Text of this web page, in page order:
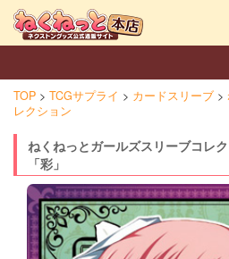
TOP TCGサプライ カードスリーブ
レクション
ねくねっとガールズスリーブコレ
「彩」